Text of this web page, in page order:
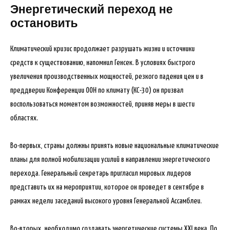
Энергетический переход не
остановить
Климатический кризис продолжает разрушать жизни и источники
средств к существованию, напомнил Генсек. В условиях быстрого
увеличения производственных мощностей, резкого падения цен и в
преддверии Конференции ООН по климату (КС-30) он призвал
воспользоваться моментом возможностей, приняв меры в шести
областях.
Во-первых, страны должны принять новые национальные климатические
планы для полной мобилизации усилий в направлении энергетического
перехода. Генеральный секретарь пригласил мировых лидеров
представить их на мероприятии, которое он проведет в сентябре в
рамках недели заседаний высокого уровня Генеральной Ассамблеи.